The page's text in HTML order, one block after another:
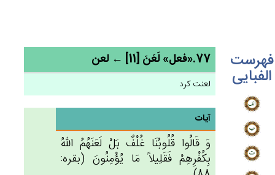
فهرست
الفبایی
77.«فعل» لَعَن‌َ [11] ← لعن
لعنت کرد
آیات
وَ قَالُوا قُلُوبُنَا غُلْف‌ٌ بَل‌ْ لَعَنَهُم‌ُ الله‌ُ
بِكُفْرِهِم‌ْ فَقَلِيلاً مَا يُؤْمِنُون‌َ (بقره: